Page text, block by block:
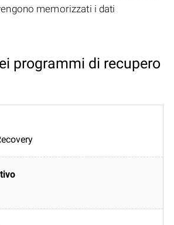
memorizzati i dati
programmi di recupero